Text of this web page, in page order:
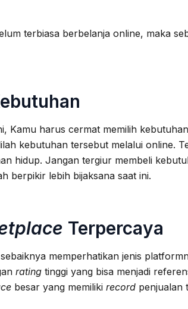
terbiasa berbelanja online, maka
Kamu harus cermat memilih
kebutuhan tersebut melalui online.
hidup. Jangan tergiur membeli
berpikir lebih bijaksana saat ini.
Terpercaya
memperhatikan jenis
rating tinggi yang bisa menjadi
besar yang memiliki record penjualan